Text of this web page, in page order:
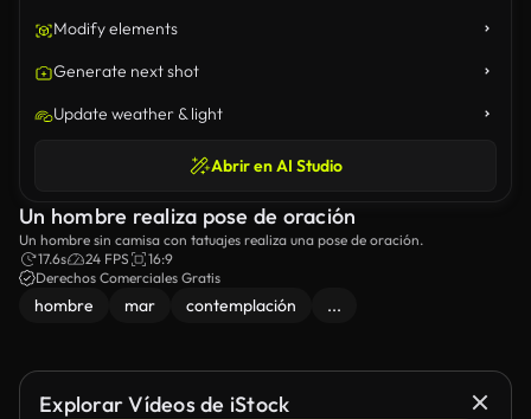
Modify elements
Generate next shot
Update weather & light
Abrir en AI Studio
Un hombre realiza pose de oración
Un hombre sin camisa con tatuajes realiza una pose de oración.
17.6s
24 FPS
16:9
Derechos Comerciales Gratis
hombre mar contemplación ...
Explorar Vídeos de iStock